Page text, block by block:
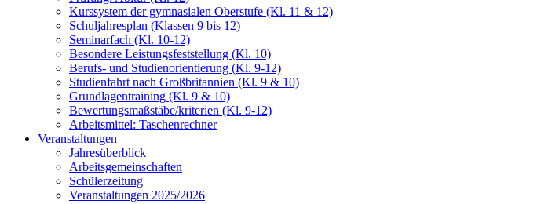
Kurssystem der gymnasialen Oberstufe (Kl. 11 & 12)
Schuljahresplan (Klassen 9 bis 12)
Seminarfach (Kl. 10-12)
Besondere Leistungsfeststellung (Kl. 10)
Berufs- und Studienorientierung (Kl. 9-12)
Studienfahrt nach Großbritannien (Kl. 9 & 10)
Grundlagentraining (Kl. 9 & 10)
Bewertungsmaßstäbe/kriterien (Kl. 9-12)
Arbeitsmittel: Taschenrechner
Veranstaltungen
Jahresüberblick
Arbeitsgemeinschaften
Schülerzeitung
Veranstaltungen 2025/2026